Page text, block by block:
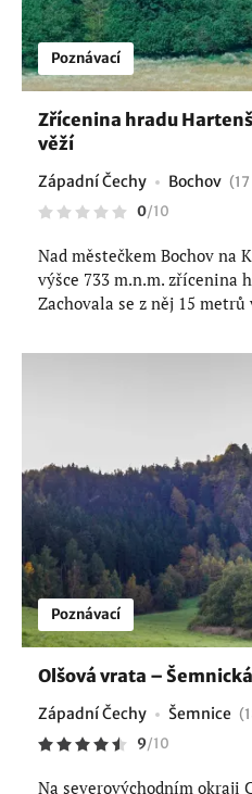
Poznávací
Zřícenina hradu
věží
Západní Čechy Bochov
0/10
Nad městečkem Bochov na
výšce 733 m.n.m. zřícenina
Zachovala se z něj 15 metrů
Poznávací
Olšová vrata –
Západní Čechy Šemnice
9/10
Na severovýchodním okraji